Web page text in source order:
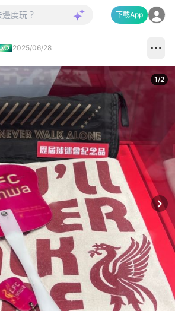
下載App
2025/06/28
1/2